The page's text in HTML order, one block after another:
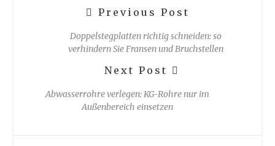
Previous Post
Doppelstegplatten richtig schneiden: so
verhindern Sie Fransen und Bruchstellen
Next Post
Abwasserrohre verlegen: KG-Rohre nur im
Außenbereich einsetzen